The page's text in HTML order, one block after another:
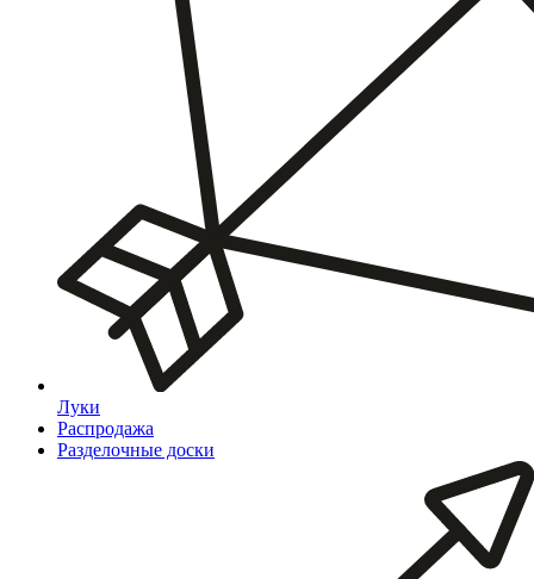
Луки
Распродажа
Разделочные доски